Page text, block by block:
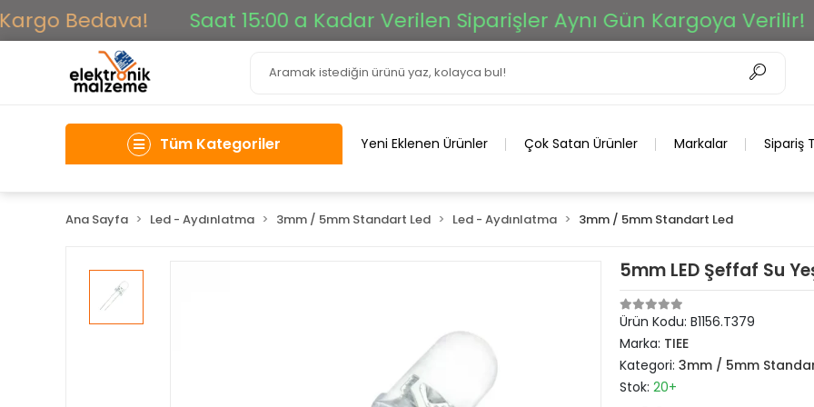
Bedava! Saat 15:00 a Kadar Verilen Siparişler Aynı Gün Kargoya Verilir!
Tüm Kategoriler Yeni Eklenen Ürünler Çok Satan Ürünler Markalar Sipariş
Ana Sayfa Led - Aydınlatma 3mm / 5mm Standart Led Led - Aydınlatma 3mm / 5mm Standart Led
5mm LED Şeffaf Su
Ürün Kodu: B1156.T379
Marka: TIEE
Kategori: 3mm / 5mm
Stok: 20+